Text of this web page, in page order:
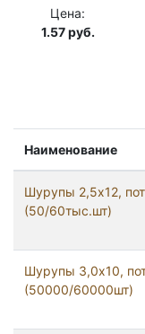
Наименование
Шурупы 2,5x12,
(50/60тыс.шт)
Шурупы 3,0x10,
(50000/60000шт)
Цена:
1.57руб.